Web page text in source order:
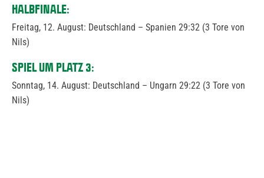
HALBFINALE:
Freitag, 12. August: Deutschland – Spanien 29:32 (3 Tore von
Nils)
SPIEL UM PLATZ 3:
Sonntag, 14. August: Deutschland – Ungarn 29:22 (3 Tore von
Nils)